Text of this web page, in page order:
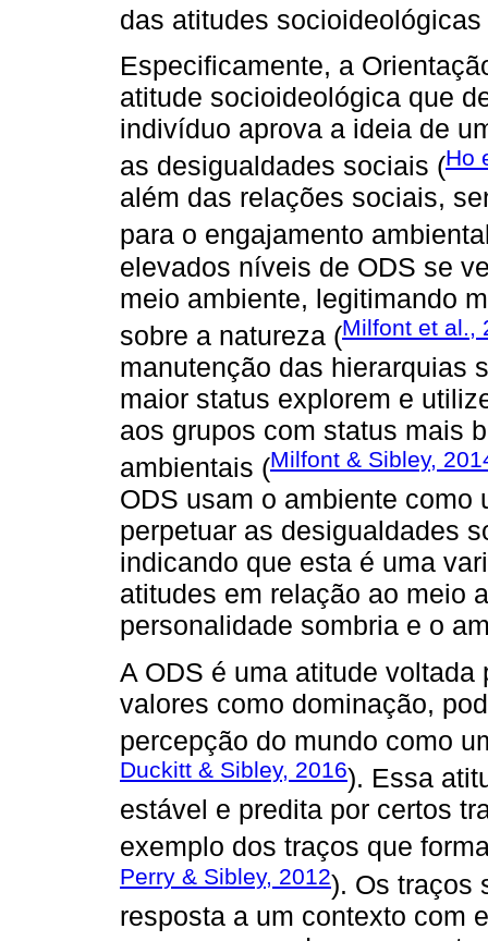
das atitudes socioideológicas
Especificamente, a
atitude socioideológica que
indivíduo aprova a ideia de
as desigualdades sociais (Ho
além das relações sociais,
para o engajamento
elevados níveis de ODS se
meio ambiente, legitimando
sobre a natureza (Milfont et al.,
manutenção das hierarquias
maior status explorem e
aos grupos com status mais
ambientais (Milfont & Sibley,
ODS usam o ambiente como
perpetuar as desigualdades
indicando que esta é uma
atitudes em relação ao meio
personalidade sombria e o
A ODS é uma atitude
valores como dominação,
percepção do mundo como
Duckitt & Sibley, 2016). Essa
estável e predita por certos
exemplo dos traços que
Perry & Sibley, 2012). Os traços
resposta a um contexto com